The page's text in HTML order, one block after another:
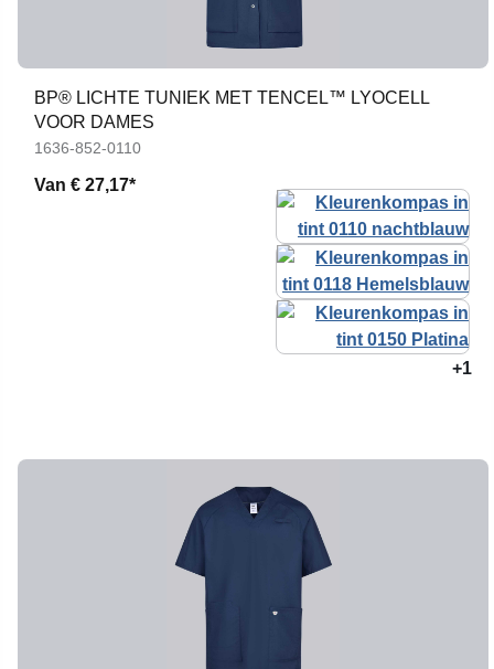
BP® LICHTE TUNIEK MET TENCEL™ LYOCELL
VOOR DAMES
1636-852-0110
Van € 27,17*
+1